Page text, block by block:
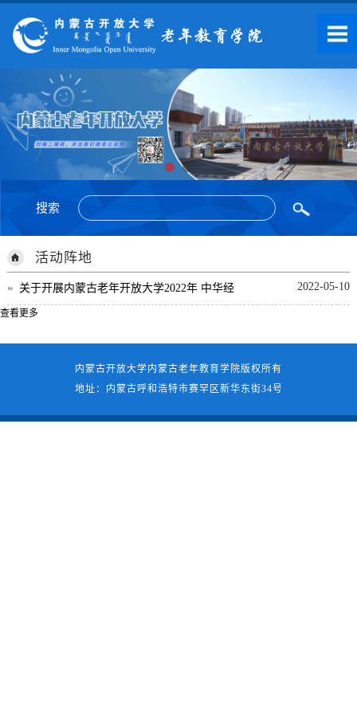
搜索
活动阵地
2022-05-10
关于开展内蒙古老年开放大学2022年 中华经
典诵写讲比赛的通...
查看更多
内蒙古开放大学内蒙古老年教育学院版权所有
地址：内蒙古呼和浩特市赛罕区新华东街34号